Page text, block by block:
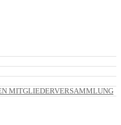
MITGLIEDERVERSAMMLUNG